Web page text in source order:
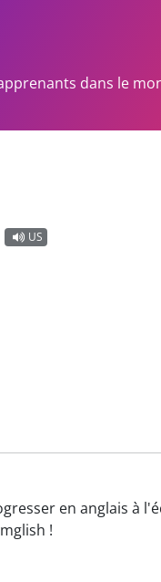
dans le
US
en anglais à
!